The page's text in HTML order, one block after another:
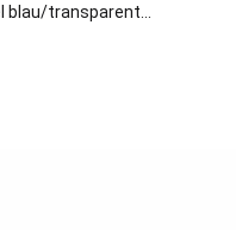
blau/transparent